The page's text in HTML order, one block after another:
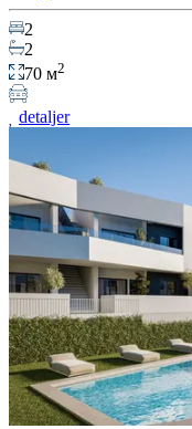
2
2
70 м2
detaljer